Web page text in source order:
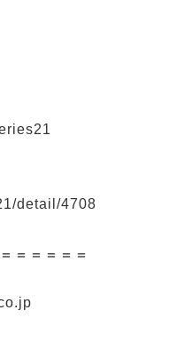
detail/4708
＝＝＝＝＝